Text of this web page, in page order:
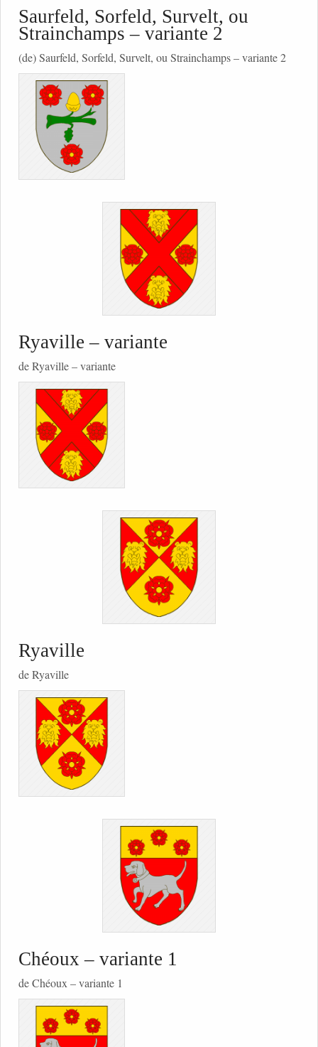
Saurfeld, Sorfeld, Survelt, ou
Strainchamps – variante 2
(de) Saurfeld, Sorfeld, Survelt, ou Strainchamps – variante 2
Ryaville – variante
de Ryaville – variante
Ryaville
de Ryaville
Chéoux – variante 1
de Chéoux – variante 1